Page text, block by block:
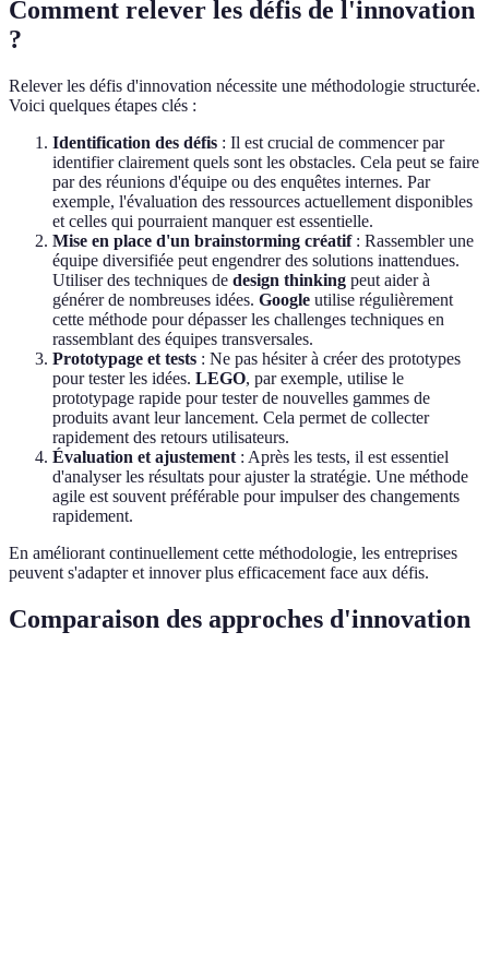
Comment relever les défis de l'innovation
?
Relever les défis d'innovation nécessite une méthodologie structurée.
Voici quelques étapes clés :
Identification des défis : Il est crucial de commencer par
identifier clairement quels sont les obstacles. Cela peut se faire
par des réunions d'équipe ou des enquêtes internes. Par
exemple, l'évaluation des ressources actuellement disponibles
et celles qui pourraient manquer est essentielle.
Mise en place d'un brainstorming créatif: Rassembler une
équipe diversifiée peut engendrer des solutions inattendues.
Utiliser des techniques de design thinking peut aider à
générer de nombreuses idées. Google utilise régulièrement
cette méthode pour dépasser les challenges techniques en
rassemblant des équipes transversales.
Prototypage et tests : Ne pas hésiter à créer des prototypes
pour tester les idées. LEGO, par exemple, utilise le
prototypage rapide pour tester de nouvelles gammes de
produits avant leur lancement. Cela permet de collecter
rapidement des retours utilisateurs.
Évaluation et ajustement : Après les tests, il est essentiel
d'analyser les résultats pour ajuster la stratégie. Une méthode
agile est souvent préférable pour impulser des changements
rapidement.
En améliorant continuellement cette méthodologie, les entreprises
peuvent s'adapter et innover plus efficacement face aux défis.
Comparaison des approches d'innovation